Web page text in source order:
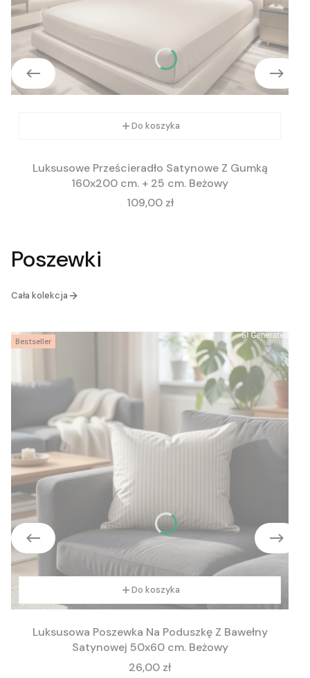
Do koszyka
Luksusowe Prześcieradło Satynowe Z Gumką
160x200 cm. + 25 cm. Beżowy
Cena
109,00 zł
Poszewki
Cała kolekcja
Bestseller
Do koszyka
Luksusowa Poszewka Na Poduszkę Z Bawełny
Satynowej 50x60 cm. Beżowy
Cena
26,00 zł